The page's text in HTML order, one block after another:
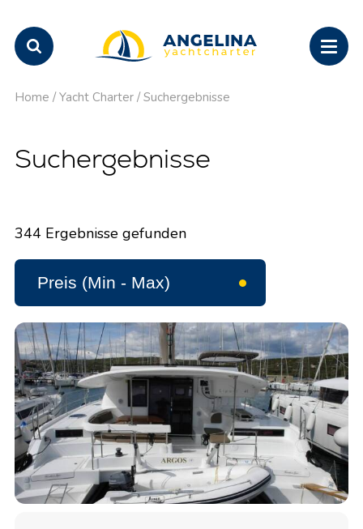
Home / Yacht Charter / Suchergebnisse
Suchergebnisse
344 Ergebnisse gefunden